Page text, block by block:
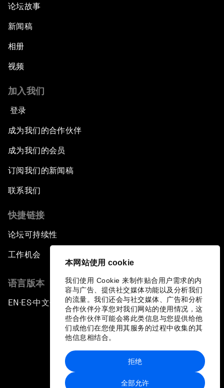
本网站使用 cookie
我们使用 Cookie 来制作贴合用户需求的内
容与广告、提供社交媒体功能以及分析我们
的流量。我们还会与社交媒体、广告和分析
合作伙伴分享您对我们网站的使用情况，这
些合作伙伴可能会将此类信息与您提供给他
们或他们在您使用其服务的过程中收集的其
他信息相结合。
全部允许
拒绝
论坛故事
新闻稿
相册
视频
加入我们
登录
成为我们的合作伙伴
成为我们的会员
订阅我们的新闻稿
联系我们
快捷链接
论坛可持续性
工作机会
语言版本
EN ▪ ES▪中文▪ 日本語